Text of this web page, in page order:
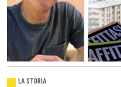
LA STORIA